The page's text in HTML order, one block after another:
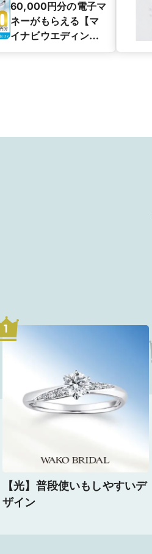
60,000円分の電子マ
ネーがもらえる【マ
イナビウエディング
1
【光】普段使いもしやすいデ
ザイン